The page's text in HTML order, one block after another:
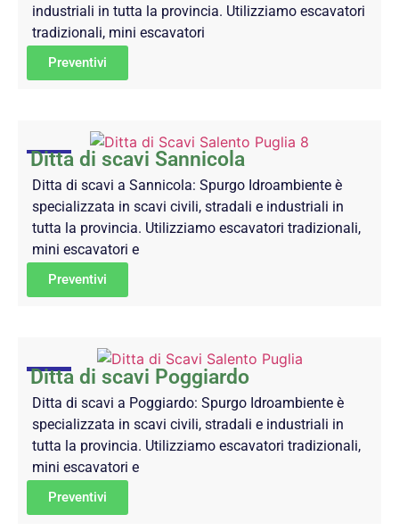
industriali in tutta la provincia. Utilizziamo escavatori
tradizionali, mini escavatori
Preventivi
Ditta di scavi Sannicola
Ditta di scavi a Sannicola: Spurgo Idroambiente è
specializzata in scavi civili, stradali e industriali in
tutta la provincia. Utilizziamo escavatori tradizionali,
mini escavatori e
Preventivi
Ditta di scavi Poggiardo
Ditta di scavi a Poggiardo: Spurgo Idroambiente è
specializzata in scavi civili, stradali e industriali in
tutta la provincia. Utilizziamo escavatori tradizionali,
mini escavatori e
Preventivi